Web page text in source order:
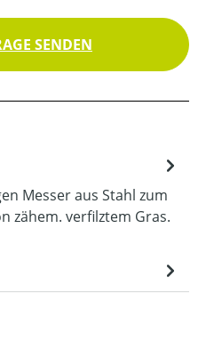
SENDEN
Messer aus Stahl zum
zähem. verfilztem Gras.